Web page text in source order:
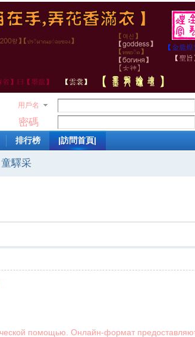
用戶名
密碼
排行榜 |訪問首頁|
童驛采
помощью. Онлайн-формат